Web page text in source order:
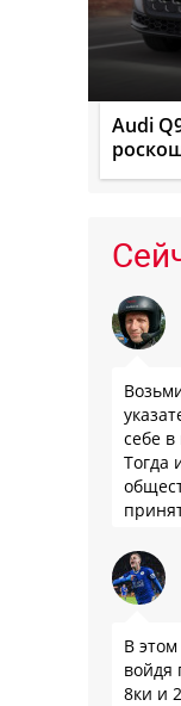
Audi
себе в
Тогда
В
войдя
8ки и